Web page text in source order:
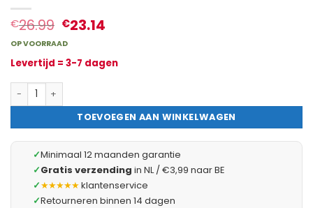
€26.99 €23.14
OP VOORRAAD
Levertijd = 3-7 dagen
Lichaamslijm Voor Glittertattoos – TyToo LunaStar Tattoo
TOEVOEGEN AAN WINKELWAGEN
✓Minimaal 12 maanden garantie
✓Gratis verzending in NL / €3,99 naar BE
✓★★★★★klantenservice
✓Retourneren binnen 14 dagen